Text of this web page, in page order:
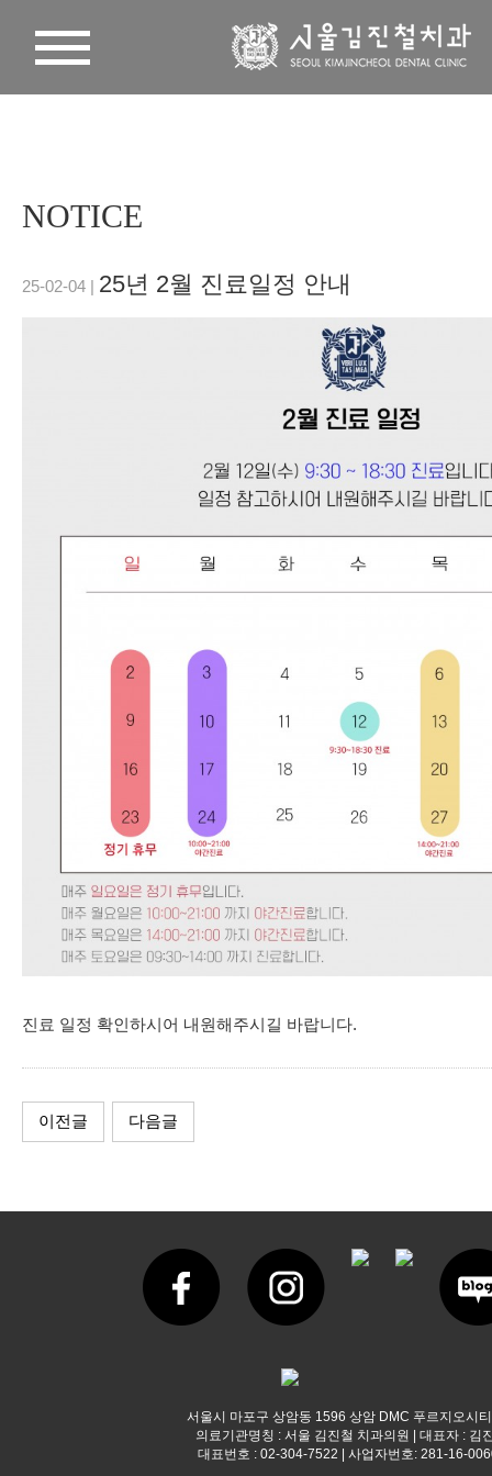
NOTICE
25-02-04 | 25년 2월 진료일정 안내
진료 일정 확인하시어 내원해주시길 바랍니다.
이전글 다음글
서울시 마포구 상암동 1596 상암 DMC 푸르지오시
의료기관명칭 : 서울 김진철 치과의원 | 대표자 : 김
대표번호 : 02-304-7522 | 사업자번호: 281-16-